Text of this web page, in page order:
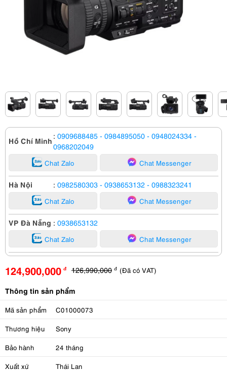
Hồ Chí Minh : 0909688485 - 0984895050 - 0948024334 -
0968202049
Chat Zalo Chat Messenger
Hà Nội : 0982580303 - 0938653132 - 0988323241
Chat Zalo Chat Messenger
VP Đà Nẵng : 0938653132
Chat Zalo Chat Messenger
124,900,000 đ 126,990,000 đ (Đã có VAT)
Thông tin sản phẩm
Mã sản phẩm C01000073
Thương hiệu Sony
Bảo hành 24 tháng
Xuất xứ Thái Lan